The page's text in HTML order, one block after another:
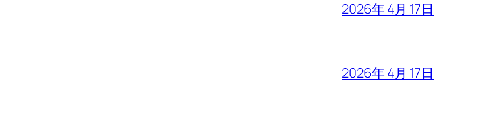
2026年 4月 17日
2026年 4月 17日